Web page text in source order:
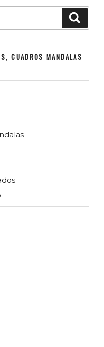
CUADROS MANDALAS